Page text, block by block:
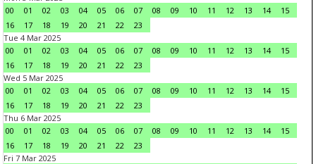
00
01 02 03 04 05 06 07 08 09 10 11 12 13 14
15
16
17 18 19 20 21 22
23
Tue 4 Mar 2025
00
01 02 03 04 05 06 07 08 09 10 11 12 13 14
15
16
17 18 19 20 21 22
23
Wed 5 Mar 2025
00
01 02 03 04 05 06 07 08 09 10 11 12 13 14
15
16
17 18 19 20 21 22
23
Thu 6 Mar 2025
00
01 02 03 04 05 06 07 08 09 10 11 12 13 14
15
16
17 18 19 20 21 22
23
Fri 7 Mar 2025